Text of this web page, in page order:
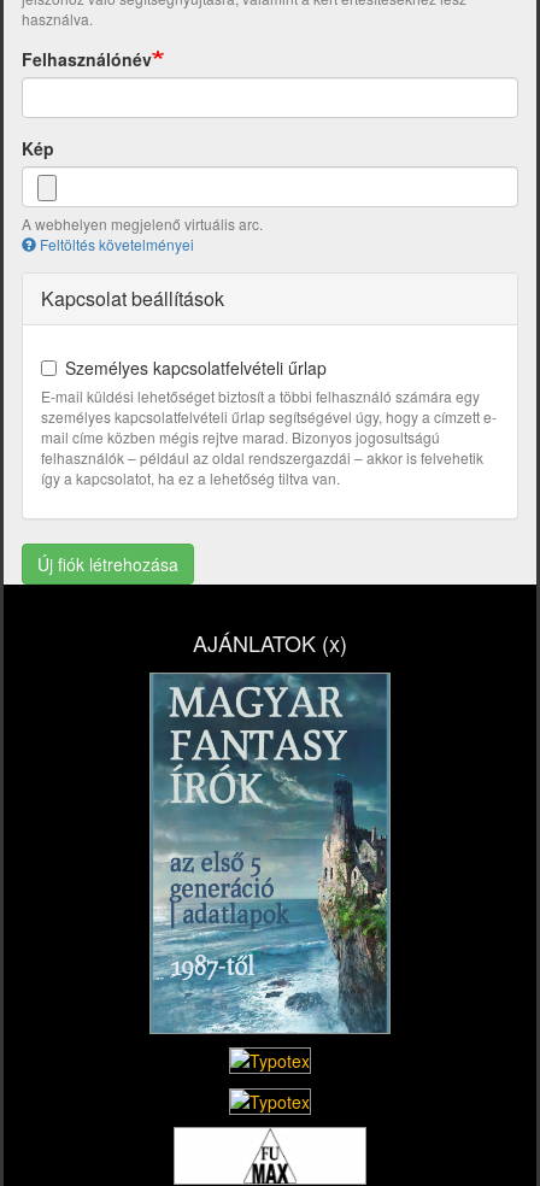
használva.
Felhasználónév
Kép
A webhelyen megjelenő virtuális arc.
Feltöltés követelményei
Kapcsolat beállítások
Személyes kapcsolatfelvételi űrlap
E-mail küldési lehetőséget biztosít a többi felhasználó számára egy
személyes kapcsolatfelvételi űrlap segítségével úgy, hogy a címzett e-
mail címe közben mégis rejtve marad. Bizonyos jogosultságú
felhasználók – például az oldal rendszergazdái – akkor is felvehetik
így a kapcsolatot, ha ez a lehetőség tiltva van.
Új fiók létrehozása
AJÁNLATOK (x)